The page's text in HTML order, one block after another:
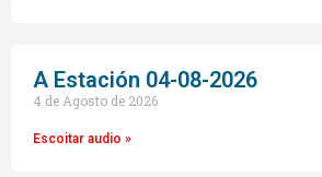
A Estación 04-08-2026
4 de Agosto de 2026
Escoitar audio »